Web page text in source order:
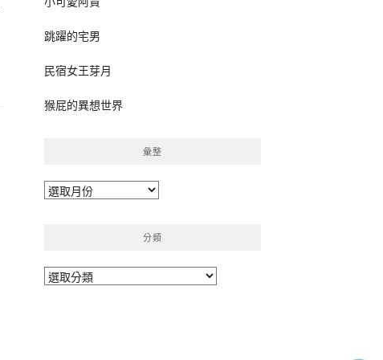
跳躍的宅男
民宿女王芽月
猴屁的異想世界
彙整
彙
分類
分